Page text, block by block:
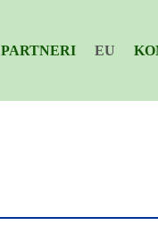
PARTNERI EU